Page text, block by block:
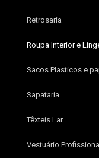
Retrosaria
Roupa Interior e
Sacos Plasticos e
Sapataria
Têxteis Lar
Vestuário Profissional